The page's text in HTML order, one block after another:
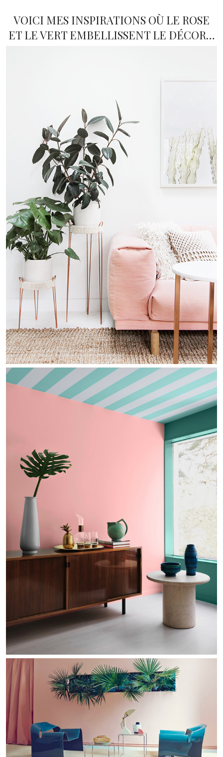
VOICI MES INSPIRATIONS OÙ LE ROSE
ET LE VERT EMBELLISSENT LE DÉCOR…